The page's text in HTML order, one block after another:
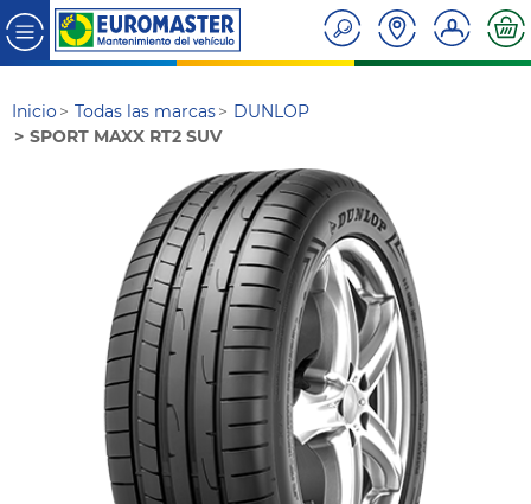
Inicio Todas las marcas
DUNLOP
SPORT MAXX RT2 SUV